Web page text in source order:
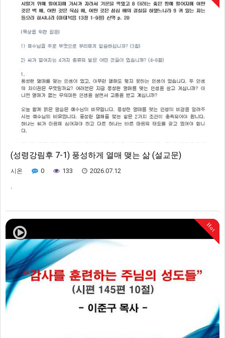
(성령강림후 7-1) 풍성하게 열매 맺는 삶 (설교문)
시온 0 133 2026.07.12
,
Hot